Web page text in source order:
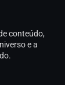
conteúdo,
e a